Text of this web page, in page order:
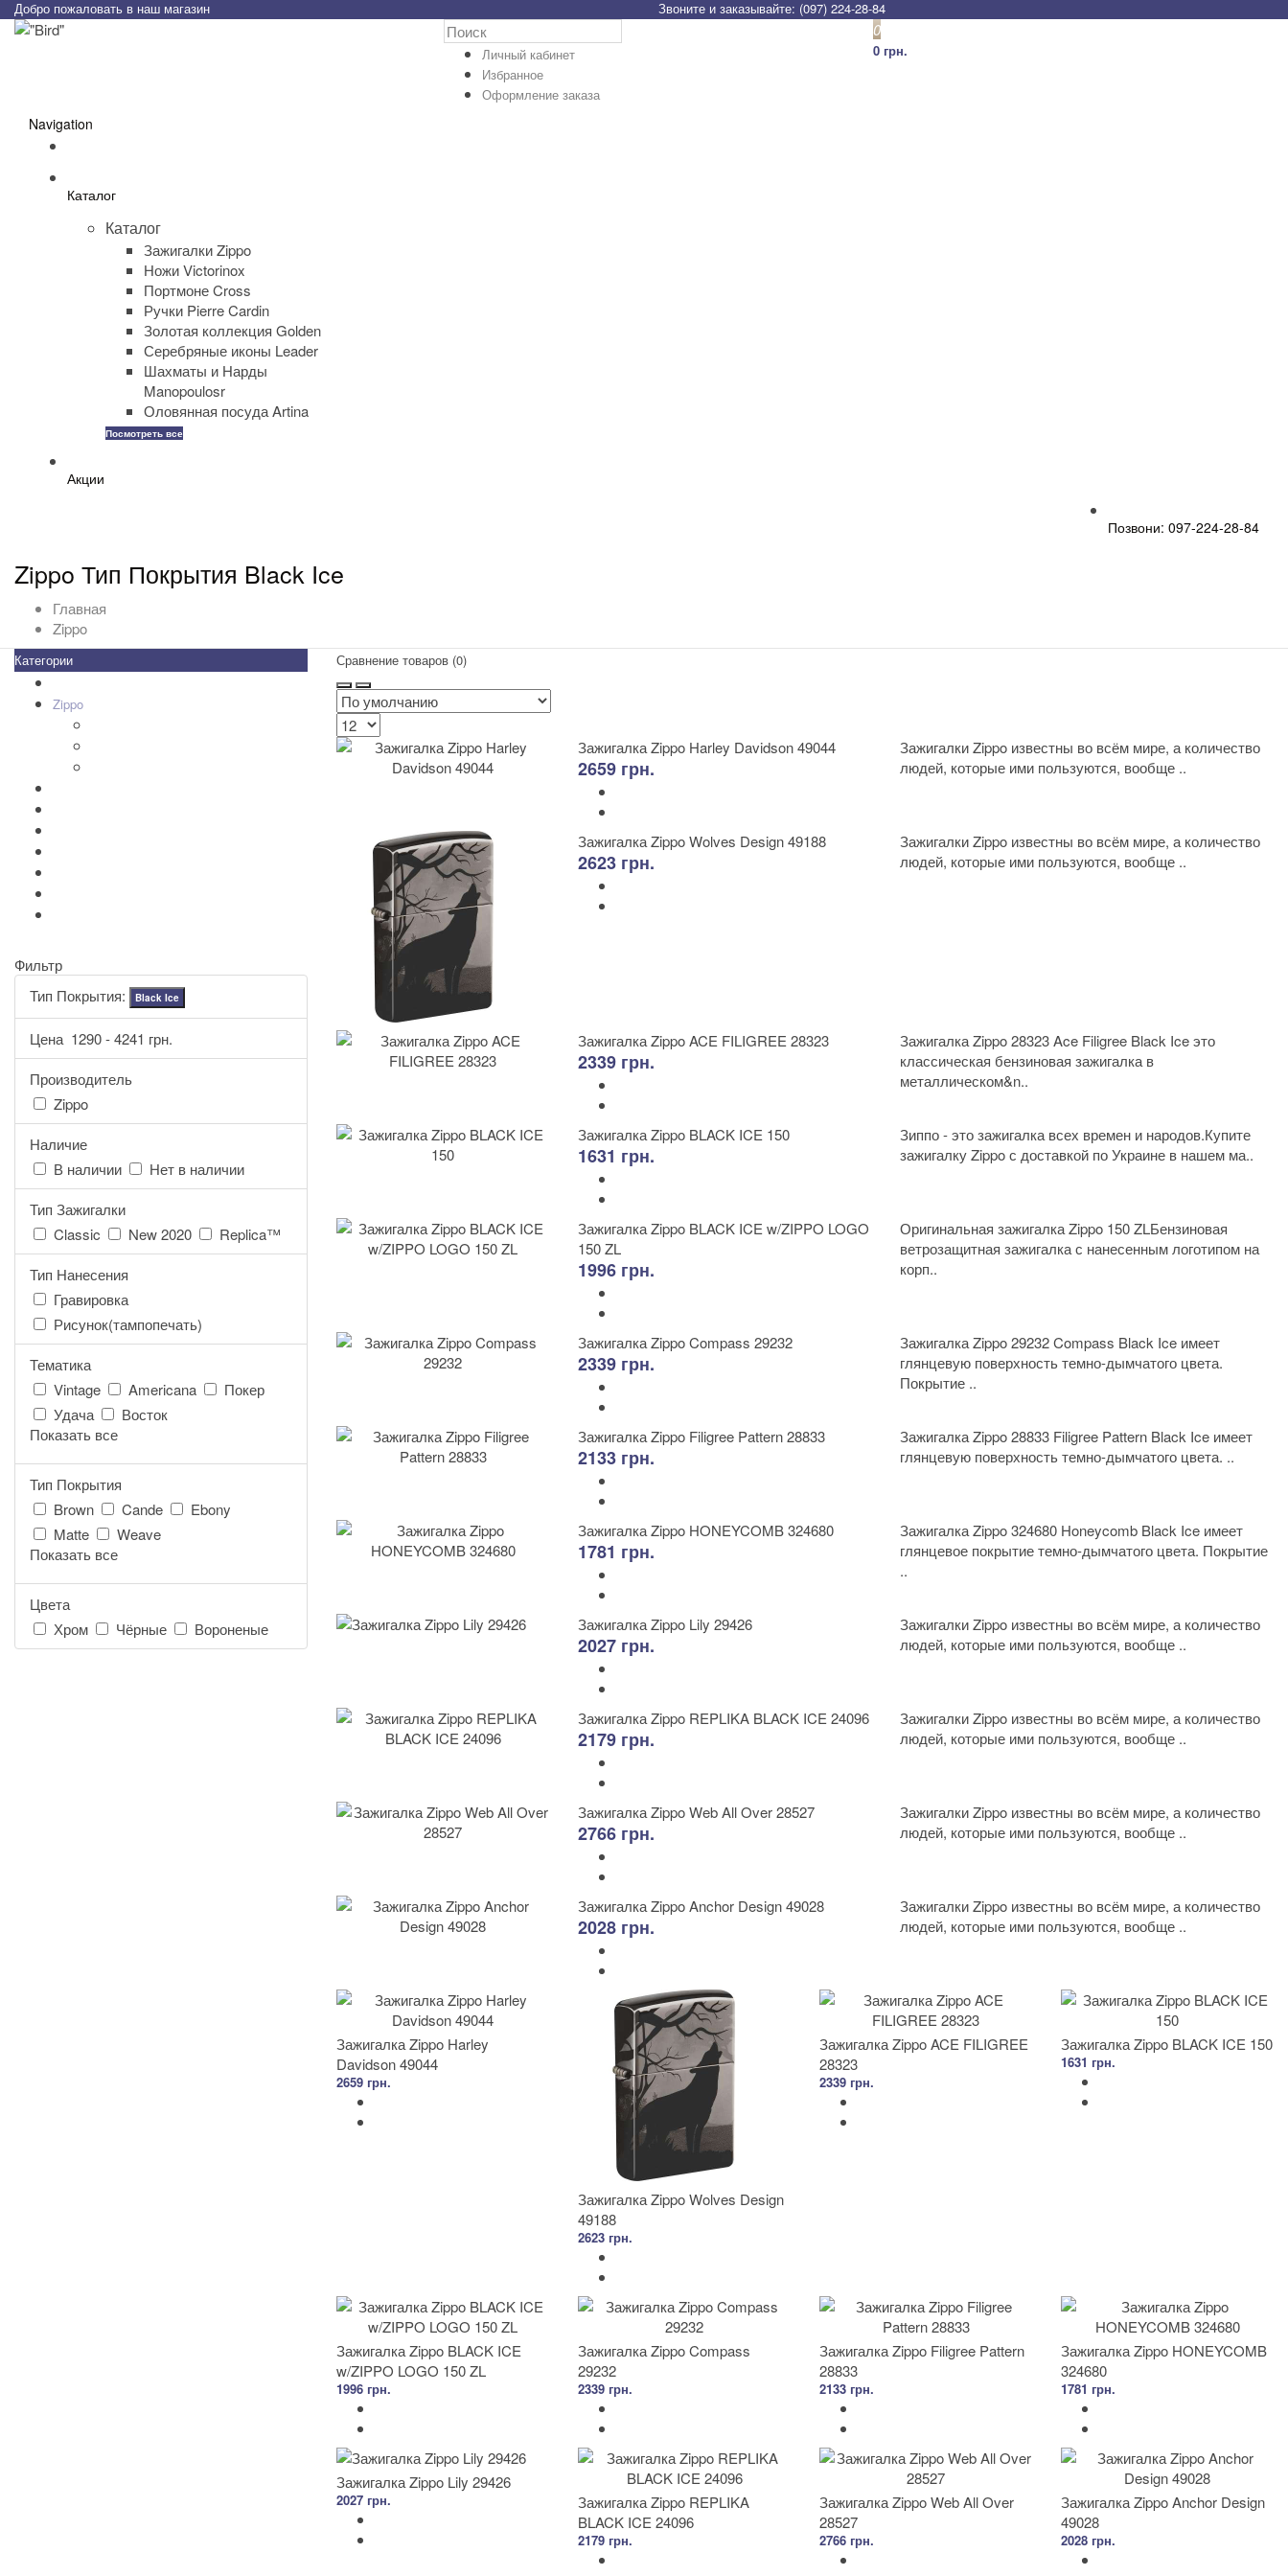
Добро пожаловать в наш магазин Звоните и заказывайте: (097) 224-28-84
Личный кабинет
Избранное
Оформление заказа
0
0 грн.
Navigation
Каталог
Каталог
Зажигалки Zippo
Ножи Victorinox
Портмоне Cross
Ручки Pierre Cardin
Золотая коллекция Golden
Серебряные иконы Leader
Шахматы и Нарды
Manopoulosr
Оловянная посуда Artina
Посмотреть все
Акции
Позвони: 097-224-28-84
Zippo Тип Покрытия Black Ice
Главная
Zippo
Категории
Zippo
Фильтр
Тип Покрытия:
Black Ice
Цена 1290-4241 грн.
Производитель
Zippo
Наличие
В наличии
Нет в наличии
Тип Зажигалки
Classic
New 2020
Replica™
Тип Нанесения
Гравировка
Рисунок(тампопечать)
Тематика
Vintage
Americana
Покер
Удача
Восток
Показать все
Тип Покрытия
Brown
Cande
Ebony
Matte
Weave
Показать все
Цвета
Хром
Чёрные Вороненые
Сравнение товаров (0)
Зажигалка Zippo Harley Davidson 49044
2659 грн.
Зажигалки Zippo известны во всём мире, а количество
людей, которые ими пользуются, вообще ..
Зажигалка Zippo Wolves Design 49188
2623 грн.
Зажигалки Zippo известны во всём мире, а количество
людей, которые ими пользуются, вообще ..
Зажигалка Zippo ACE FILIGREE 28323
2339 грн.
Зажигалка Zippo 28323 Ace Filigree Black Ice это
классическая бензиновая зажигалка в
металлическом&n..
Зажигалка Zippo BLACK ICE 150
1631 грн.
Зиппо - это зажигалка всех времен и народов.Купите
зажигалку Zippo с доставкой по Украине в нашем ма..
Зажигалка Zippo BLACK ICE w/ZIPPO LOGO
150 ZL
1996 грн.
Оригинальная зажигалка Zippo 150 ZLБензиновая
ветрозащитная зажигалка с нанесенным логотипом на
корп..
Зажигалка Zippo Compass 29232
2339 грн.
Зажигалка Zippo 29232 Compass Black Ice имеет
глянцевую поверхность темно-дымчатого цвета.
Покрытие ..
Зажигалка Zippo Filigree Pattern 28833
2133 грн.
Зажигалка Zippo 28833 Filigree Pattern Black Ice имеет
глянцевую поверхность темно-дымчатого цвета. ..
Зажигалка Zippo HONEYCOMB 324680
1781 грн.
Зажигалка Zippo 324680 Honeycomb Black Ice имеет
глянцевое покрытие темно-дымчатого цвета. Покрытие
..
Зажигалка Zippo Lily 29426
2027 грн.
Зажигалки Zippo известны во всём мире, а количество
людей, которые ими пользуются, вообще ..
Зажигалка Zippo REPLIKA BLACK ICE 24096
2179 грн.
Зажигалки Zippo известны во всём мире, а количество
людей, которые ими пользуются, вообще ..
Зажигалка Zippo Web All Over 28527
2766 грн.
Зажигалки Zippo известны во всём мире, а количество
людей, которые ими пользуются, вообще ..
Зажигалка Zippo Anchor Design 49028
2028 грн.
Зажигалки Zippo известны во всём мире, а количество
людей, которые ими пользуются, вообще ..
Зажигалка Zippo Harley
Davidson 49044
2659 грн.
Зажигалка Zippo Wolves Design
49188
2623 грн.
Зажигалка Zippo ACE FILIGREE
28323
2339 грн.
Зажигалка Zippo BLACK ICE 150
1631 грн.
Зажигалка Zippo BLACK ICE
w/ZIPPO LOGO 150 ZL
1996 грн.
Зажигалка Zippo Compass
29232
2339 грн.
Зажигалка Zippo Filigree Pattern
28833
2133 грн.
Зажигалка Zippo HONEYCOMB
324680
1781 грн.
Зажигалка Zippo Lily 29426
2027 грн.
Зажигалка Zippo REPLIKA
BLACK ICE 24096
2179 грн.
Зажигалка Zippo Web All Over
28527
2766 грн.
Зажигалка Zippo Anchor Design
49028
2028 грн.